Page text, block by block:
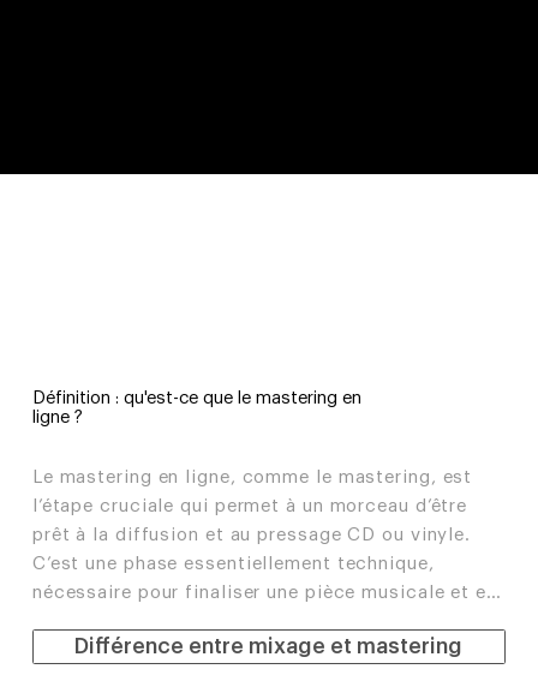
Définition : qu'est-ce que le mastering en
ligne ?
Différence entre mixage et mastering
Le mastering en ligne, comme le mastering, est
l’étape cruciale qui permet à un morceau d’être
prêt à la diffusion et au pressage CD ou vinyle.
C’est une phase essentiellement technique,
nécessaire pour finaliser une pièce musicale et en
tous types d’équipements audios. Dans notre cas,